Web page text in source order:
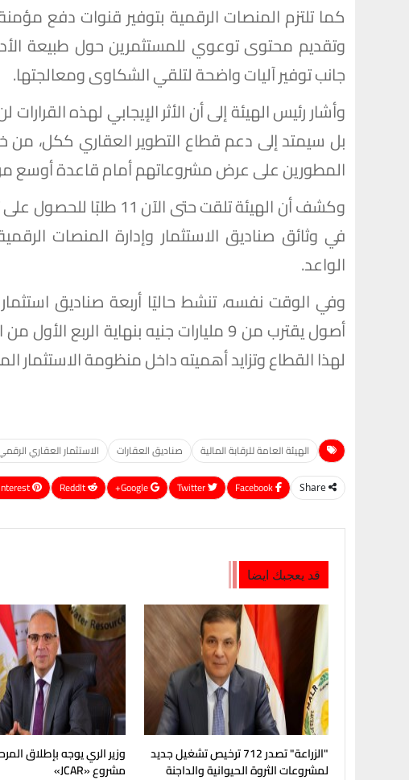
كما تلتزم المنصات الرقمية بتوفير قنوات دفع
وتقديم محتوى توعوي للمستثمرين حول طبيعة
جانب توفير آليات واضحة لتلقي الشكاوى ومعالجتها.
وأشار رئيس الهيئة إلى أن الأثر الإيجابي لهذه
بل سيمتد إلى دعم قطاع التطوير العقاري ككل، من
المطورين على عرض مشروعاتهم أمام قاعدة أوسع من
وكشف أن الهيئة تلقت حتى
في وثائق صناديق الاستثمار وإدارة المنصات
الواعد.
وفي الوقت نفسه، تنشط حاليًا أربعة صناديق
أصول يقترب من 9 مليارات جنيه بنهاية
لهذا القطاع وتزايد أهميته داخل منظومة الاستثمار
الهيئة العامة للرقابة المالية صناديق العقارات الاستثمار العقاري
Share
Google+
ReddIt
Pinterest
قد يعجبك ايضا
"الزراعة" تصدر 712 ترخيص تشغيل جديد
لمشروعات الثروة الحيوانية والداجنة
وزير الري يوجه بإطلاق
مشروع «JCAR»